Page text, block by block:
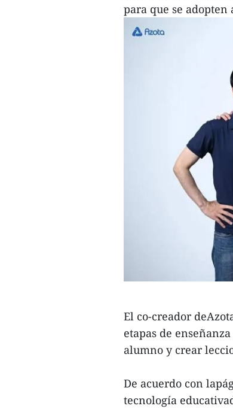
para que se
El co-creador
etapas de
alumno y crear
De acuerdo con
tecnología